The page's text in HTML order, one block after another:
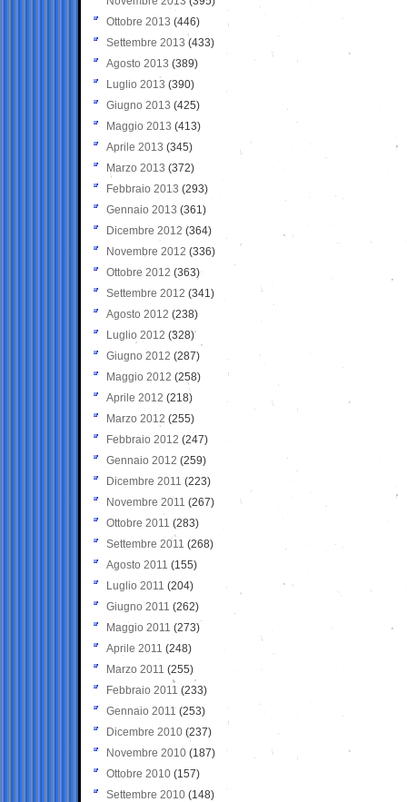
Ottobre 2013 (446)
Settembre 2013 (433)
Agosto 2013 (389)
Luglio 2013 (390)
Giugno 2013 (425)
Maggio 2013 (413)
Aprile 2013 (345)
Marzo 2013 (372)
Febbraio 2013 (293)
Gennaio 2013 (361)
Dicembre 2012 (364)
Novembre 2012 (336)
Ottobre 2012 (363)
Settembre 2012 (341)
Agosto 2012 (238)
Luglio 2012 (328)
Giugno 2012 (287)
Maggio 2012 (258)
Aprile 2012 (218)
Marzo 2012 (255)
Febbraio 2012 (247)
Gennaio 2012 (259)
Dicembre 2011 (223)
Novembre 2011 (267)
Ottobre 2011 (283)
Settembre 2011 (268)
Agosto 2011 (155)
Luglio 2011 (204)
Giugno 2011 (262)
Maggio 2011 (273)
Aprile 2011 (248)
Marzo 2011 (255)
Febbraio 2011 (233)
Gennaio 2011 (253)
Dicembre 2010 (237)
Novembre 2010 (187)
Ottobre 2010 (157)
Settembre 2010 (148)